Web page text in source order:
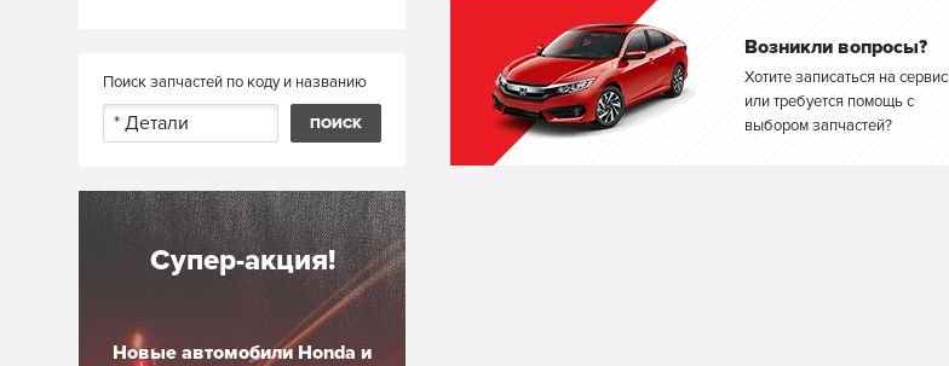
Поиск запчастей по коду и названию
Супер-акция!
Новые автомобили Honda и
Возникли вопросы?
Хотите записаться на сервис
или требуется помощь с
выбором запчастей?